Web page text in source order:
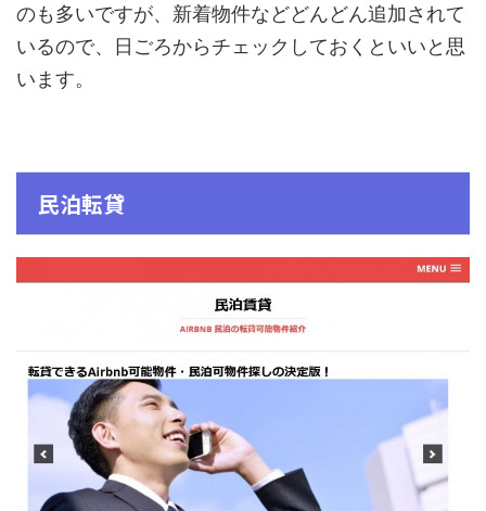
のも多いですが、新着物件などどんどん追加されて
いるので、日ごろからチェックしておくといいと思
います。
民泊転貸